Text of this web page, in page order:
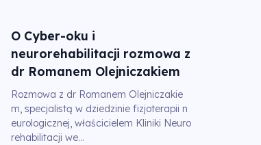
O Cyber-oku i
neurorehabilitacji rozmowa z
dr Romanem Olejniczakiem
Rozmowa z dr Romanem Olejniczakie
m, specjalistą w dziedzinie fizjoterapii n
eurologicznej, właścicielem Kliniki Neuro
rehabilitacji we...